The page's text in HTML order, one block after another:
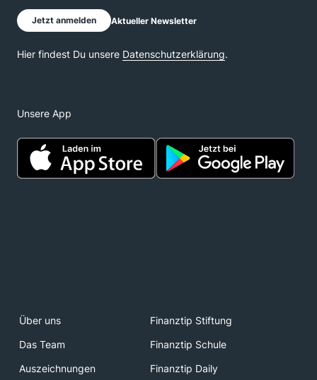
Unsere App
Über uns
Finanztip Stiftung
Das Team
Finanztip Schule
Auszeichnungen
Finanztip Daily